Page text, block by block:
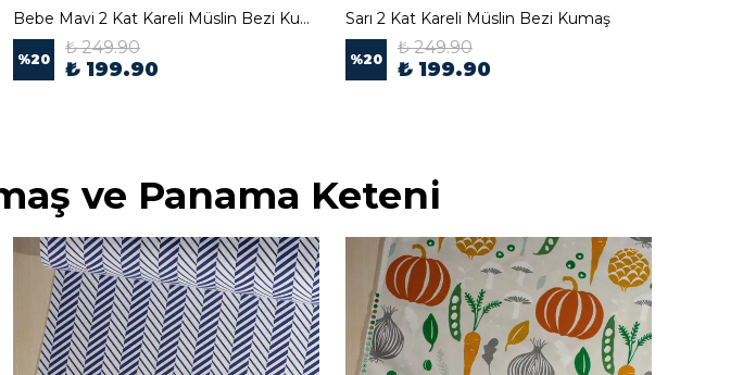
Bebe Mavi 2 Kat Kareli Müslin Bezi Kumaş
%20
₺ 249.90
₺ 199.90
Sarı 2 Kat Kareli Müslin Bezi Kumaş
%20
₺ 249.90
₺ 199.90
ve Panama Keteni